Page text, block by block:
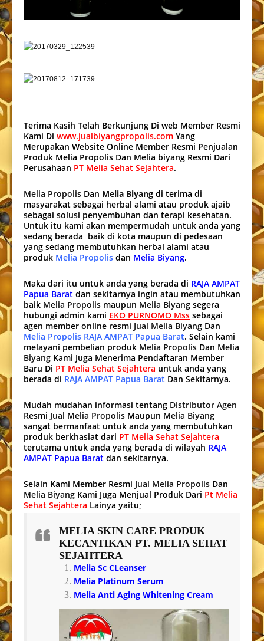
Terima Kasih Telah Berkunjung Di web Member Resmi
Kami Di www.jualbiyangpropolis.com Yang
Merupakan Website Online Member Resmi Penjualan
Produk Melia Propolis Dan Melia biyang Resmi Dari
Perusahaan PT Melia Sehat Sejahtera.
Melia Propolis Dan Melia Biyang di terima di
masyarakat sebagai herbal alami atau produk ajaib
sebagai solusi penyembuhan dan terapi kesehatan.
Untuk itu kami akan mempermudah untuk anda yang
sedang berada baik di kota maupun di pedesaan
yang sedang membutuhkan herbal alami atau
produk Melia Propolis dan Melia Biyang.
Maka dari itu untuk anda yang berada di RAJA AMPAT
Papua Barat dan sekitarnya ingin atau membutuhkan
baik Melia Propolis maupun Melia Biyang segera
hubungi admin kami EKO PURNOMO Mss sebagai
agen member online resmi Jual Melia Biyang Dan
Melia Propolis RAJA AMPAT Papua Barat. Selain kami
melayani pembelian produk Melia Propolis Dan Melia
Biyang Kami Juga Menerima Pendaftaran Member
Baru Di PT Melia Sehat Sejahtera untuk anda yang
berada di RAJA AMPAT Papua Barat Dan Sekitarnya.
Mudah mudahan informasi tentang Distributor Agen
Resmi Jual Melia Propolis Maupun Melia Biyang
sangat bermanfaat untuk anda yang membutuhkan
produk berkhasiat dari PT Melia Sehat Sejahtera
terutama untuk anda yang berada di wilayah RAJA
AMPAT Papua Barat dan sekitarnya.
Selain Kami Member Resmi Jual Melia Propolis Dan
Melia Biyang Kami Juga Menjual Produk Dari Pt Melia
Sehat Sejahtera Lainya yaitu;
MELIA SKIN CARE PRODUK
KECANTIKAN PT. MELIA SEHAT
SEJAHTERA
Melia Sc CLeanser
Melia Platinum Serum
Melia Anti Aging Whitening Cream